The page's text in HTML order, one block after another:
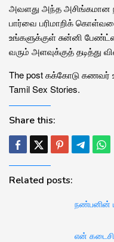
அவளது அந்த அசிங்கமான
பார்வை பரிமாறிக்
உங்களுக்குள் சுன்னி
வரும் அளவுக்குத் தடித்து
The post கக்கோடு கணவர்
Tamil Sex Stories.
Share this:
Related posts:
நண்பனின்
என் கடைசி